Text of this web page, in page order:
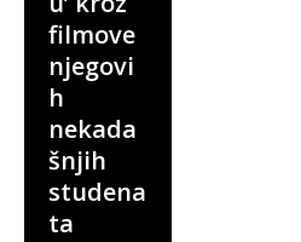
filmove
njegovi
h
nekada
šnjih
studena
ta